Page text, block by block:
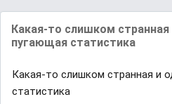
Какая-то слишком
пугающая статистика
Какая-то слишком странная и
статистика